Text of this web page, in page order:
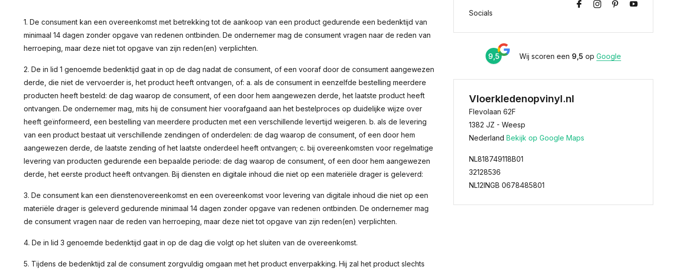
1. De consument kan een overeenkomst met betrekking tot de aankoop van een product gedurende een bedenktijd van
minimaal 14 dagen zonder opgave van redenen ontbinden. De ondernemer mag de consument vragen naar de reden van
herroeping, maar deze niet tot opgave van zijn reden(en) verplichten.
2. De in lid 1 genoemde bedenktijd gaat in op de dag nadat de consument, of een vooraf door de consument aangewezen
derde, die niet de vervoerder is, het product heeft ontvangen, of: a. als de consument in eenzelfde bestelling meerdere
producten heeft besteld: de dag waarop de consument, of een door hem aangewezen derde, het laatste product heeft
ontvangen. De ondernemer mag, mits hij de consument hier voorafgaand aan het bestelproces op duidelijke wijze over
heeft geïnformeerd, een bestelling van meerdere producten met een verschillende levertijd weigeren. b. als de levering
van een product bestaat uit verschillende zendingen of onderdelen: de dag waarop de consument, of een door hem
aangewezen derde, de laatste zending of het laatste onderdeel heeft ontvangen; c. bij overeenkomsten voor regelmatige
levering van producten gedurende een bepaalde periode: de dag waarop de consument, of een door hem aangewezen
derde, het eerste product heeft ontvangen. Bij diensten en digitale inhoud die niet op een materiële drager is geleverd:
3. De consument kan een dienstenovereenkomst en een overeenkomst voor levering van digitale inhoud die niet op een
materiële drager is geleverd gedurende minimaal 14 dagen zonder opgave van redenen ontbinden. De ondernemer mag
de consument vragen naar de reden van herroeping, maar deze niet tot opgave van zijn reden(en) verplichten.
4. De in lid 3 genoemde bedenktijd gaat in op de dag die volgt op het sluiten van de overeenkomst.
5. Tijdens de bedenktijd zal de consument zorgvuldig omgaan met het product enverpakking. Hij zal het product slechts
Socials
9,5 Wij scoren een 9,5 opGoogle
Vloerkledenopvinyl.nl
Flevolaan 62F
1382 JZ - Weesp
NederlandBekijk op Google Maps
NL818749118B01
32128536
NL12INGB 0678485801